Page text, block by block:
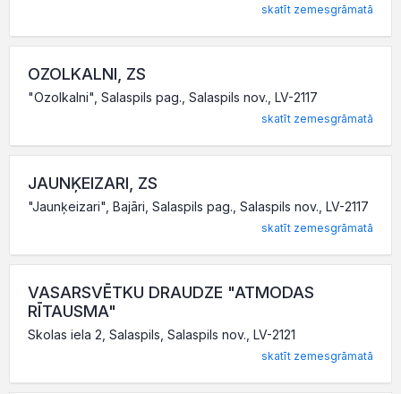
skatīt zemesgrāmatā
OZOLKALNI, ZS
"Ozolkalni", Salaspils pag., Salaspils nov., LV-2117
skatīt zemesgrāmatā
JAUNĶEIZARI, ZS
"Jaunķeizari", Bajāri, Salaspils pag., Salaspils nov., LV-2117
skatīt zemesgrāmatā
VASARSVĒTKU DRAUDZE "ATMODAS
RĪTAUSMA"
Skolas iela 2, Salaspils, Salaspils nov., LV-2121
skatīt zemesgrāmatā